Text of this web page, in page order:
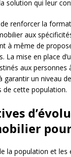
solution qui leur
renforcer la
aux
à même de
La mise en place
aux personnes
garantir un niveau
cette population.
la population et les